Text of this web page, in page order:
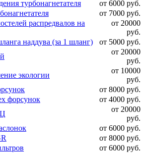
турбонагнетателя
от 6000 руб.
от 7000 руб.
распредвалов на
от 20000
руб.
наддува (за 1 шланг)
от 5000 руб.
от 20000
руб.
экологии
от 10000
руб.
от 8000 руб.
форсунок
от 4000 руб.
от 20000
руб.
от 6000 руб.
от 8000 руб.
от 6000 руб.